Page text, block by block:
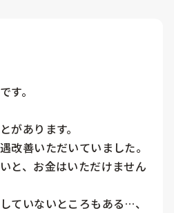
す。
があります。
改善いただいていました。
と、お金はいただけません
ていないところもある…、